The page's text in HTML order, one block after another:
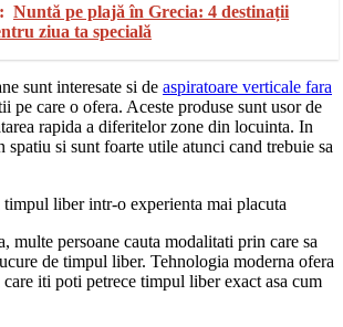
Nuntă pe plajă în Grecia: 4 destinații
ziua ta specială
sunt interesate si de aspiratoare verticale fara
care o ofera. Aceste produse sunt usor de
rapida a diferitelor zone din locuinta. In
spatiu si sunt foarte utile atunci cand trebuie sa
liber intr-o experienta mai placuta
multe persoane cauta modalitati prin care sa
de timpul liber. Tehnologia moderna ofera
iti poti petrece timpul liber exact asa cum